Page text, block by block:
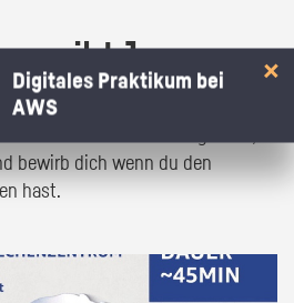
ergibt 1
durch die Praktikumsangebote,
bewirb dich wenn du den
hast.
Digitales Praktikum bei
AWS